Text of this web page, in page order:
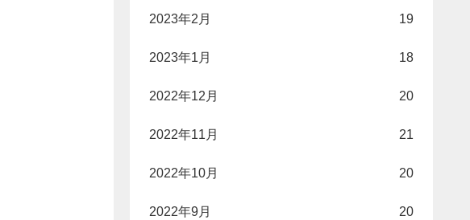
2023年2月 19
2023年1月 18
2022年12月 20
2022年11月 21
2022年10月 20
2022年9月 20